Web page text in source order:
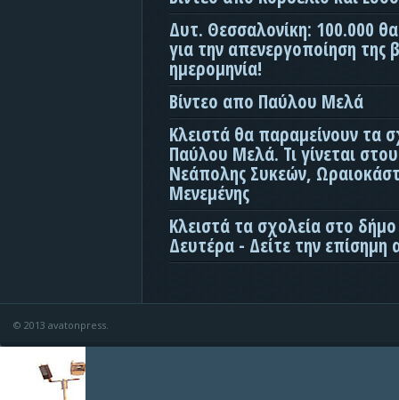
Δυτ. Θεσσαλονίκη: 100.000
για την απενεργοποίηση της
ημερομηνία!
Βίντεο απο Παύλου Μελά
Κλειστά θα παραμείνουν τα
Παύλου Μελά. Τι γίνεται
Νεάπολης Συκεών,
Μενεμένης
Κλειστά τα σχολεία στο
Δευτέρα - Δείτε την επίσημη
© 2013 avatonpress.